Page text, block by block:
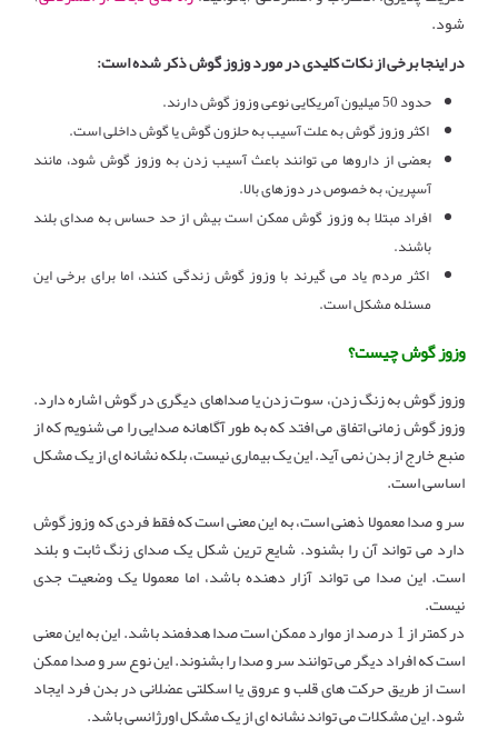
شود.
در اینجا برخی از نکات کلیدی در مورد وزوز گوش ذکر شده است:
حدود 50 میلیون آمریکایی نوعی وزوز گوش دارند.
اکثر وزوز گوش به علت آسیب به حلزون گوش یا گوش داخلی است.
بعضی از داروها می توانند باعث آسیب زدن به وزوز گوش شود، مانند
آسپرین، به خصوص در دوزهای بالا.
افراد مبتلا به وزوز گوش ممکن است بیش از حد حساس به صدای بلند
باشند.
اکثر مردم یاد می گیرند با وزوز گوش زندگی کنند، اما برای برخی این
مسئله مشکل است.
وزوز گوش چیست؟
وزوز گوش به زنگ زدن، سوت زدن یا صداهای دیگری در گوش اشاره دارد.
وزوز گوش زمانی اتفاق می افتد که به طور آگاهانه صدایی را می شنویم که از
منبع خارج از بدن نمی آید. این یک بیماری نیست، بلکه نشانه ای از یک مشکل
اساسی است.
سر و صدا معمولا ذهنی است، به این معنی است که فقط فردی که وزوز گوش
دارد می تواند آن را بشنود. شایع ترین شکل یک صدای زنگ ثابت و بلند
است. این صدا می تواند آزار دهنده باشد، اما معمولا یک وضعیت جدی
نیست.
در کمتر از 1 درصد از موارد ممکن است صدا هدفمند باشد. این به این معنی
است که افراد دیگر می توانند سر و صدا را بشنوند. این نوع سر و صدا ممکن
است از طریق حرکت های قلب و عروق یا اسکلتی عضلانی در بدن فرد ایجاد
شود. این مشکلات می تواند نشانه ای از یک مشکل اورژانسی باشد.